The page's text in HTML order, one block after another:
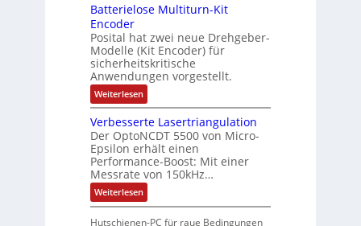
o
g
e
w
ä
h
t
f
t
e
e
ä
l
t
S
c
h
u
t
z
l
a
c
k
b
e
s
c
s
l
o
s
e
F
a
n
g
s
c
h
a
l
t
u
n
g
Batterielose Multiturn-Kit
Encoder
Posital hat zwei neue Drehgeber-
Modelle (Kit Encoder) für
sicherheitskritische
Anwendungen vorgestellt.
Weiterlesen:
B
t
t
e
r
i
e
l
o
Verbesserte Lasertriangulation
Der OptoNCDT 5500 von Micro-
Epsilon erhält einen
Performance-Boost: Mit einer
Messrate von 150kHz…
Weiterlesen:
V
Hutschienen-PC für raue Bedingungen